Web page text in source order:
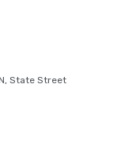
State Street